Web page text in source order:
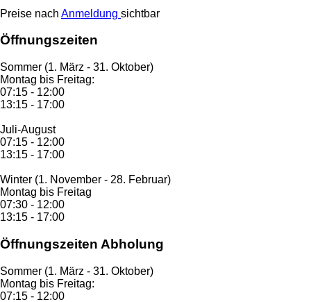
Preise nach Anmeldung sichtbar
Öffnungszeiten
Sommer (1. März - 31. Oktober)
Montag bis Freitag:
07:15 - 12:00
13:15 - 17:00
Juli-August
07:15 - 12:00
13:15 - 17:00
Winter (1. November - 28. Februar)
Montag bis Freitag
07:30 - 12:00
13:15 - 17:00
Öffnungszeiten Abholung
Sommer (1. März - 31. Oktober)
Montag bis Freitag:
07:15 - 12:00